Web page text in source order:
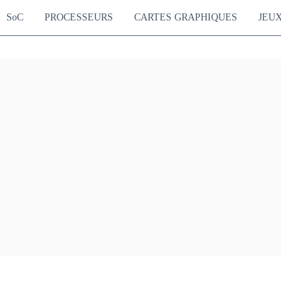
SoC PROCESSEURS CARTES GRAPHIQUES